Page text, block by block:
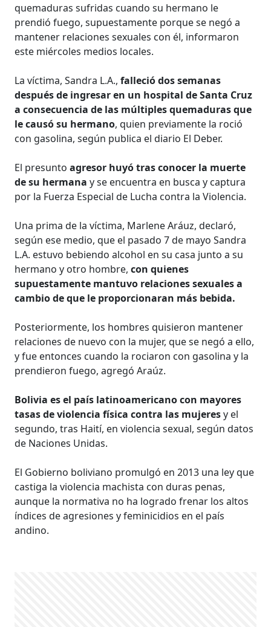
quemaduras sufridas cuando su hermano le
prendió fuego, supuestamente porque se negó a
mantener relaciones sexuales con él, informaron
este miércoles medios locales.
La víctima, Sandra L.A.,falleció dos semanas
después de ingresar en un hospital de Santa Cruz
a consecuencia de las múltiples quemaduras que
le causó su hermano, quien previamente la roció
con gasolina, según publica el diario El Deber.
El presuntoagresor huyó tras conocer la muerte
de su hermana y se encuentra en busca y captura
por la Fuerza Especial de Lucha contra la Violencia.
Una prima de la víctima, Marlene Aráuz, declaró,
según ese medio, que el pasado 7 de mayo Sandra
L.A. estuvo bebiendo alcohol en su casa junto a su
hermano y otro hombre,con quienes
supuestamente mantuvo relaciones sexuales a
cambio de que le proporcionaran más bebida.
Posteriormente, los hombres quisieron mantener
relaciones de nuevo con la mujer, que se negó a ello,
y fue entonces cuando la rociaron con gasolina y la
prendieron fuego, agregó Araúz.
Bolivia es el país latinoamericano con mayores
tasas de violencia física contra las mujeresy el
segundo, tras Haití, en violencia sexual, según datos
de Naciones Unidas.
El Gobierno boliviano promulgó en 2013 una ley que
castiga la violencia machista con duras penas,
aunque la normativa no ha logrado frenar los altos
índices de agresiones y feminicidios en el país
andino.